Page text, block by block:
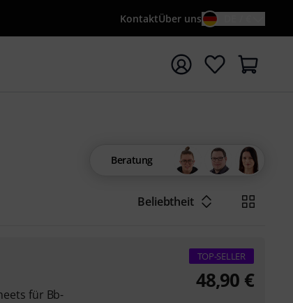
KontaktÜber uns
Suchwort {searchTerm} starten
Beratung
Beliebtheit
für Bb-
TOP-SELLER
48,90 €